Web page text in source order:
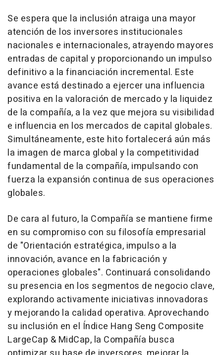
Se espera que la inclusión atraiga una mayor
atención de los inversores institucionales
nacionales e internacionales, atrayendo mayores
entradas de capital y proporcionando un impulso
definitivo a la financiación incremental. Este
avance está destinado a ejercer una influencia
positiva en la valoración de mercado y la liquidez
de la compañía, a la vez que mejora su visibilidad
e influencia en los mercados de capital globales.
Simultáneamente, este hito fortalecerá aún más
la imagen de marca global y la competitividad
fundamental de la compañía, impulsando con
fuerza la expansión continua de sus operaciones
globales.
De cara al futuro, la Compañía se mantiene firme
en su compromiso con su filosofía empresarial
de "Orientación estratégica, impulso a la
innovación, avance en la fabricación y
operaciones globales". Continuará consolidando
su presencia en los segmentos de negocio clave,
explorando activamente iniciativas innovadoras
y mejorando la calidad operativa. Aprovechando
su inclusión en el Índice Hang Seng Composite
LargeCap & MidCap, la Compañía busca